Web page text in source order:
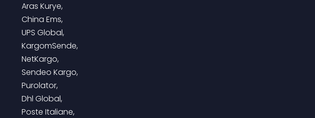
Aras Kurye,
China Ems,
UPS Global,
KargomSende,
NetKargo,
Sendeo Kargo,
Purolator,
Dhl Global,
Poste Italiane,